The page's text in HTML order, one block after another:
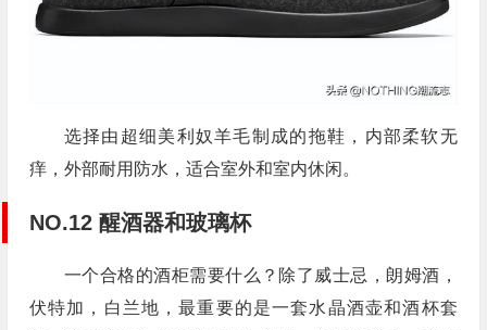
选择由超细美利奴羊毛制成的拖鞋，内部柔软无
痒，外部耐用防水，适合室外和室内休闲。
NO.12 醒酒器和玻璃杯
一个合格的酒柜需要什么？除了威士忌，朗姆酒，
伏特加，白兰地，最重要的是一套水晶酒壶和酒杯套